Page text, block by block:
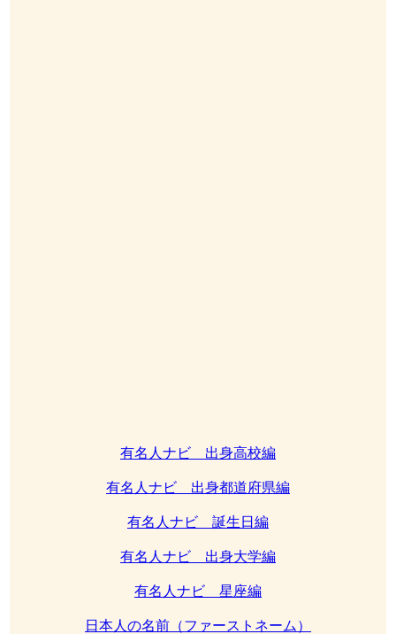
有名人ナビ 出身高校編
有名人ナビ 出身都道府県編
有名人ナビ 誕生日編
有名人ナビ 出身大学編
有名人ナビ 星座編
日本人の名前（ファーストネーム）